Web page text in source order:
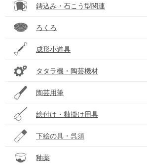
鋳込み・石こう型関連
ろくろ
成形小道具
タタラ機・陶芸機材
陶芸用筆
絵付け・釉掛け用具
下絵の具・呉須
釉薬